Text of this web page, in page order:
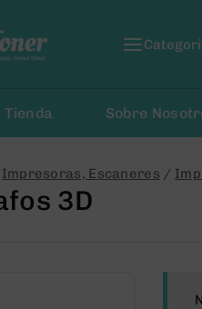
Tienda Sobre
Impresoras, Escaneres /
3D